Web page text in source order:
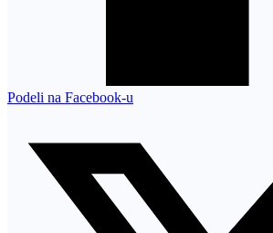
Podeli na Facebook-u